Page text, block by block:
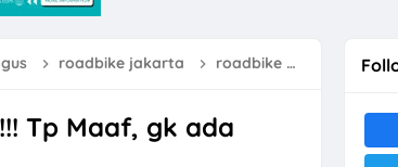
roadbike jakarta roadbike murah
Tp Maaf, gk ada